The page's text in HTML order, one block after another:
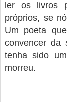
ler os livros
próprios, se
Um poeta
convencer da
tenha sido
morreu.